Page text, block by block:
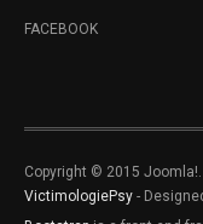
FACEBOOK
Copyright © 2015
VictimologiePsy -